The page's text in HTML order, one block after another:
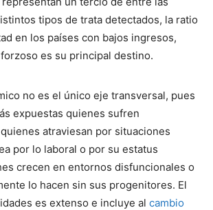
tipos de trata detectados, la ratio
en los países con bajos ingresos,
es su principal destino.
no es el único eje transversal, pues
expuestas quienes sufren
atraviesan por situaciones
por lo laboral o por su estatus
crecen en entornos disfuncionales o
lo hacen sin sus progenitores. El
es extenso e incluye al cambio